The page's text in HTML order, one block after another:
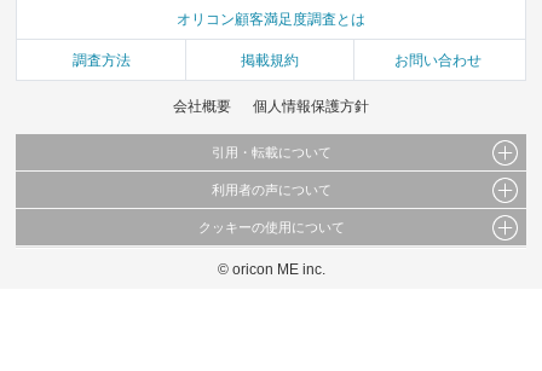
オリコン顧客満足度調査とは
調査方法 掲載規約 お問い合わせ
会社概要 個人情報保護方針
引用・転載について
当サイトで公開されている情報（文字、写真、イラスト、画像データ等）及びこれらの配
これらの情報を権利者の許可なく無断転載・複製などの二次利用を行うことは固く禁じて
利用者の声について
当サイトに掲載している内容はすべてサービスの利用者が提出された見解・感想です。
弊社の見解・ 意見ではないことをご理解いただいた上でご覧ください。
クッキーの使用について
このサイトでは Cookie を使用して、ユーザーに合わせたコンテンツや広告の表示、ソー
© oricon ME inc.